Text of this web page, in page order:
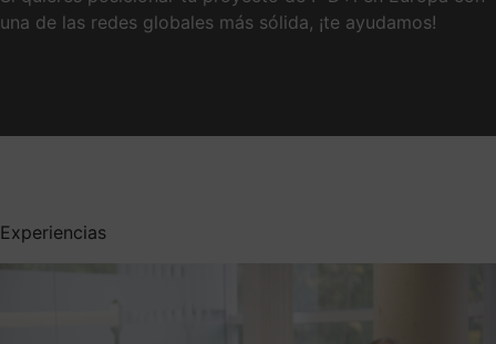
una de las redes globales más sólida, ¡te ayudamos!
Experiencias